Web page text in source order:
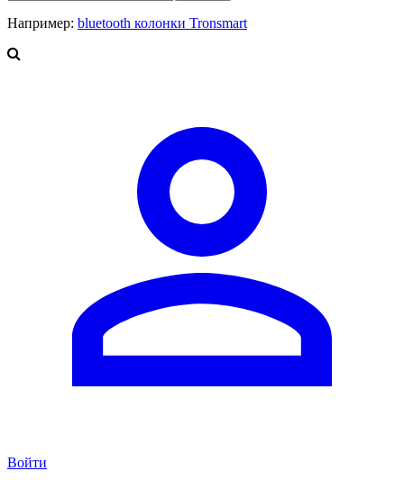
Например: bluetooth колонки Tronsmart
Войти